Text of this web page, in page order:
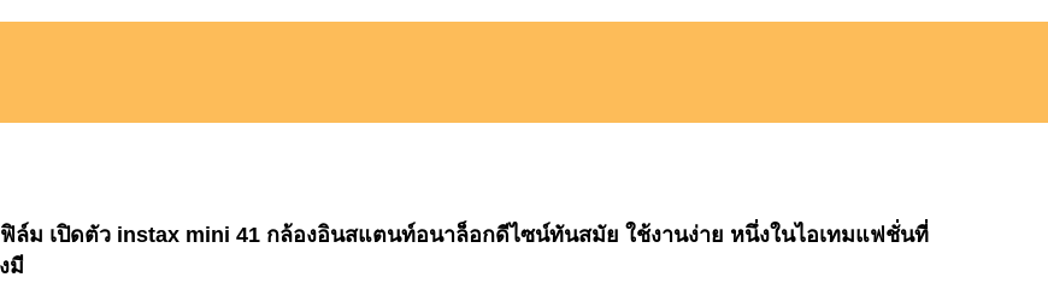
ล์ม เปิดตัว instax mini 41 กล้องอินสแตนท์อนาล็อกดีไซน์ทันสมัย ใช้งานง่าย หนึ่งในไอเทมแฟชั่นที่
มี